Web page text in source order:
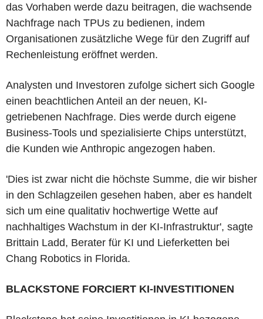
das Vorhaben werde dazu beitragen, die wachsende
Nachfrage nach TPUs zu bedienen, indem
Organisationen zusätzliche Wege für den Zugriff auf
Rechenleistung eröffnet werden.
Analysten und Investoren zufolge sichert sich Google
einen beachtlichen Anteil an der neuen, KI-
getriebenen Nachfrage. Dies werde durch eigene
Business-Tools und spezialisierte Chips unterstützt,
die Kunden wie Anthropic angezogen haben.
'Dies ist zwar nicht die höchste Summe, die wir bisher
in den Schlagzeilen gesehen haben, aber es handelt
sich um eine qualitativ hochwertige Wette auf
nachhaltiges Wachstum in der KI-Infrastruktur', sagte
Brittain Ladd, Berater für KI und Lieferketten bei
Chang Robotics in Florida.
BLACKSTONE FORCIERT KI-INVESTITIONEN